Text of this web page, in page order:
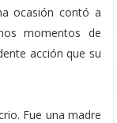
ocasión contó a
momentos de
acción que su
Fue una madre